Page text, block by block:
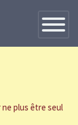
Toggle
ne plus être seul